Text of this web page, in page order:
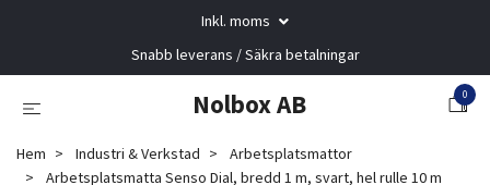
Inkl. moms
Snabb leverans / Säkra betalningar
Nolbox AB 0
Hem Industri & Verkstad
Arbetsplatsmattor
Arbetsplatsmatta Senso Dial, bredd 1 m, svart, hel rulle 10 m